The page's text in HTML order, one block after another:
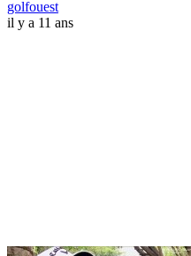
golfouest
il y a 11 ans